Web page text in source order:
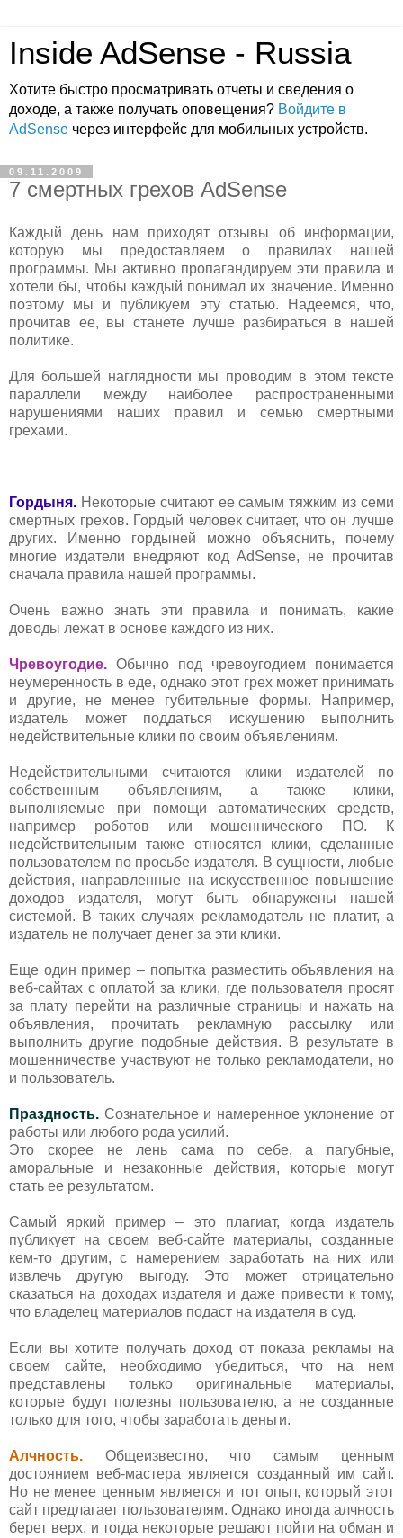
Inside AdSense - Russia
Хотите быстро просматривать отчеты и сведения о
доходе, а также получать оповещения? Войдите в
AdSense через интерфейс для мобильных устройств.
09.11.2009
7 смертных грехов AdSense
Каждый день нам приходят отзывы об информации,
которую мы предоставляем о правилах нашей
программы. Мы активно пропагандируем эти правила и
хотели бы, чтобы каждый понимал их значение. Именно
поэтому мы и публикуем эту статью. Надеемся, что,
прочитав ее, вы станете лучше разбираться в нашей
политике.
Для большей наглядности мы проводим в этом тексте
параллели между наиболее распространенными
нарушениями наших правил и семью смертными
грехами.
Гордыня. Некоторые считают ее самым тяжким из семи
смертных грехов. Гордый человек считает, что он лучше
других. Именно гордыней можно объяснить, почему
многие издатели внедряют код AdSense, не прочитав
сначала правила нашей программы.
Очень важно знать эти правила и понимать, какие
доводы лежат в основе каждого из них.
Чревоугодие. Обычно под чревоугодием понимается
неумеренность в еде, однако этот грех может принимать
и другие, не менее губительные формы. Например,
издатель может поддаться искушению выполнить
недействительные клики по своим объявлениям.
Недействительными считаются клики издателей по
собственным объявлениям, а также клики,
выполняемые при помощи автоматических средств,
например роботов или мошеннического ПО. К
недействительным также относятся клики, сделанные
пользователем по просьбе издателя. В сущности, любые
действия, направленные на искусственное повышение
доходов издателя, могут быть обнаружены нашей
системой. В таких случаях рекламодатель не платит, а
издатель не получает денег за эти клики.
Еще один пример – попытка разместить объявления на
веб-сайтах с оплатой за клики, где пользователя просят
за плату перейти на различные страницы и нажать на
объявления, прочитать рекламную рассылку или
выполнить другие подобные действия. В результате в
мошенничестве участвуют не только рекламодатели, но
и пользователь.
Праздность. Сознательное и намеренное уклонение от
работы или любого рода усилий.
Это скорее не лень сама по себе, а пагубные,
аморальные и незаконные действия, которые могут
стать ее результатом.
Самый яркий пример – это плагиат, когда издатель
публикует на своем веб-сайте материалы, созданные
кем-то другим, с намерением заработать на них или
извлечь другую выгоду. Это может отрицательно
сказаться на доходах издателя и даже привести к тому,
что владелец материалов подаст на издателя в суд.
Если вы хотите получать доход от показа рекламы на
своем сайте, необходимо убедиться, что на нем
представлены только оригинальные материалы,
которые будут полезны пользователю, а не созданные
только для того, чтобы заработать деньги.
Алчность.
Общеизвестно, что самым ценным
достоянием веб-мастера является созданный им сайт.
Но не менее ценным является и тот опыт, который этот
сайт предлагает пользователям. Однако иногда алчность
берет верх, и тогда некоторые решают пойти на обман и